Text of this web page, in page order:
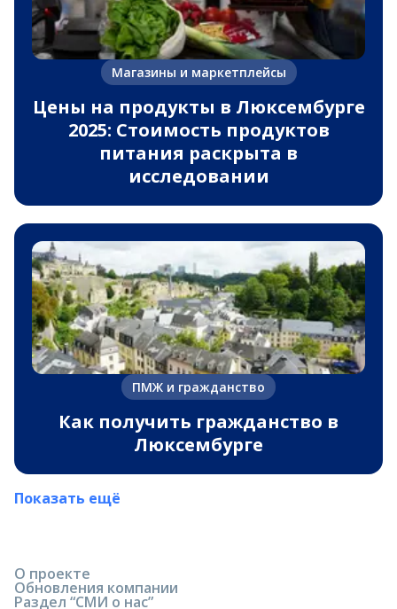
Магазины и маркетплейсы
Цены на продукты в Люксембурге
2025: Стоимость продуктов
питания раскрыта в
исследовании
ПМЖ и гражданство
Как получить гражданство в
Люксембурге
Показать ещё
О проекте
Обновления компании
Раздел “СМИ о нас”